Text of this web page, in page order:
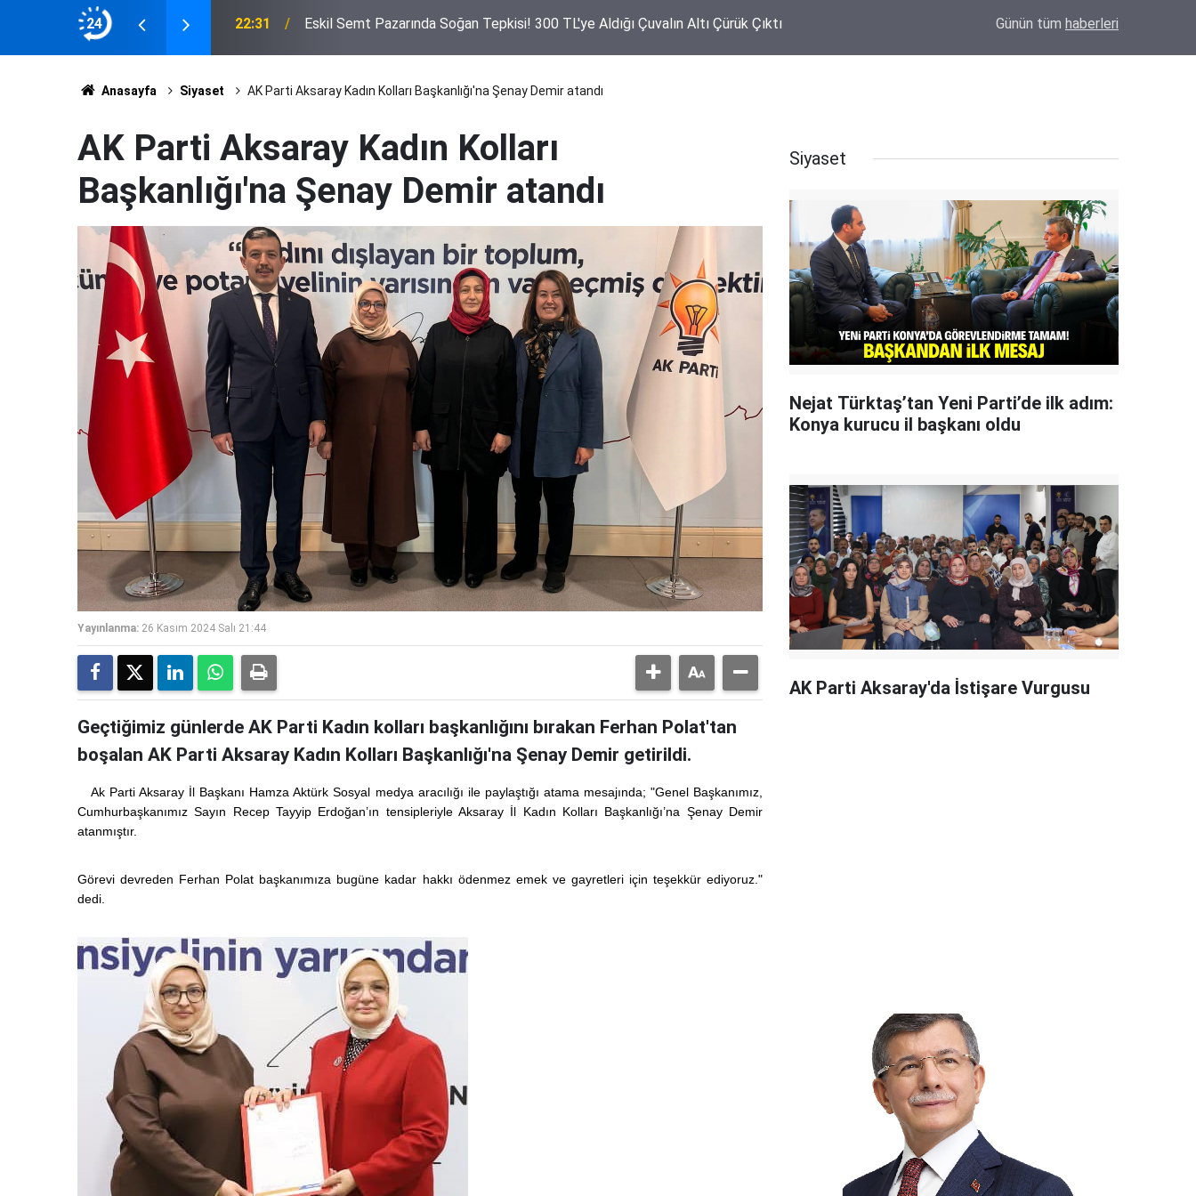
24 22:31 Eskil Semt Pazarında Soğan Tepkisi! 300 TL'ye Aldığı Çuvalın Altı Çürük Çıktı Eskil'e Kazandırılan Yatırımlara Anlamlı
Günün tüm haberleri
Anasayfa Siyaset AK Parti Aksaray Kadın Kolları Başkanlığı'na Şenay Demir atandı
AK Parti Aksaray Kadın Kolları
Başkanlığı'na Şenay Demir atandı
Yayınlanma: 26 Kasım 2024 Salı 21:44
Geçtiğimiz günlerde AK Parti Kadın kolları başkanlığını bırakan Ferhan Polat'tan
boşalan AK Parti Aksaray Kadın Kolları Başkanlığı'na Şenay Demir getirildi.
Ak Parti Aksaray İl Başkanı Hamza Aktürk Sosyal medya aracılığı ile paylaştığı atama mesajında; "Genel Başkanımız,
Cumhurbaşkanımız Sayın Recep Tayyip Erdoğan’ın tensipleriyle Aksaray İl Kadın Kolları Başkanlığı’na Şenay Demir
atanmıştır.
Görevi devreden Ferhan Polat başkanımıza bugüne kadar hakkı ödenmez emek ve gayretleri için teşekkür ediyoruz."
dedi.
Siyaset
Nejat Türktaş’tan Yeni Parti’de ilk adım:
Konya kurucu il başkanı oldu
AK Parti Aksaray'da İstişare Vurgusu